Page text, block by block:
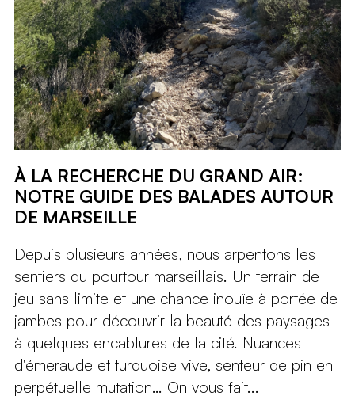
À LA RECHERCHE DU GRAND AIR:
NOTRE GUIDE DES BALADES AUTOUR
DE MARSEILLE
Depuis plusieurs années, nous arpentons les
sentiers du pourtour marseillais. Un terrain de
jeu sans limite et une chance inouïe à portée de
jambes pour découvrir la beauté des paysages
à quelques encablures de la cité. Nuances
d'émeraude et turquoise vive, senteur de pin en
perpétuelle mutation… On vous fait...